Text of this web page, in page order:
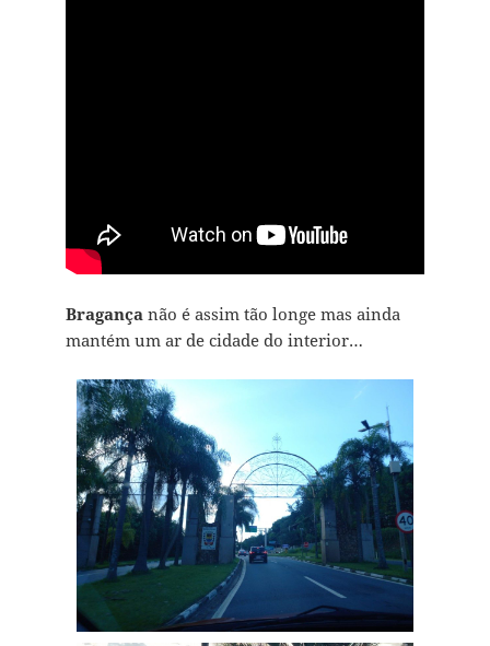
Bragançanão é assim tão longe mas ainda
mantém um ar de cidade do interior…